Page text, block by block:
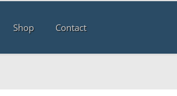
Shop Contact